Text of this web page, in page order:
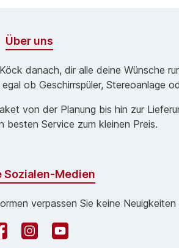
Über uns
danach, dir alle deine Wünsche
ob Geschirrspüler, Stereoanlage
von der Planung bis hin zur
besten Service zum kleinen Preis.
Sozialen-Medien
verpassen Sie keine Neuigkeiten
InstagramYouTube